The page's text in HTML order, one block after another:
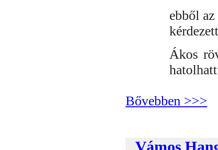
ebből
Ákos
Bővebben >>>